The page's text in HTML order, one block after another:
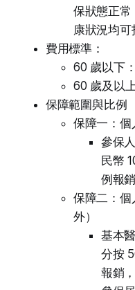
保狀態正常
康狀況均可
費用標準：
60 歲以下
60 歲及以
保障範圍與比例
保障一：個
參保
民幣
例報
保障二：個
外）
基本
分按
報銷